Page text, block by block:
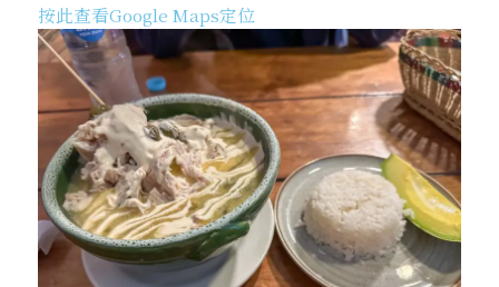
按此查看Google Maps定位